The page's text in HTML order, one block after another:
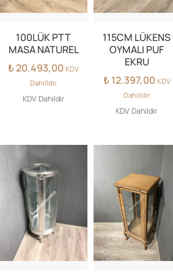
100LÜK PTT
MASA NATUREL
₺20.493,00 KDV
Dahilldir
KDV Dahildir
115CM LÜKENS
OYMALI PUF
EKRU
₺12.397,00 KDV
Dahilldir
KDV Dahildir